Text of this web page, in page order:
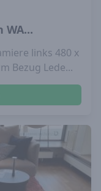
WA...
links 480 x
Bezug Lede...